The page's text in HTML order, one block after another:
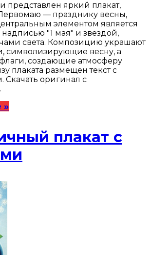
представлен яркий плакат,
— празднику весны,
элементом является
"1 мая" и звездой,
света. Композицию украшают
символизирующие весну, а
создающие атмосферу
плаката размещен текст с
Скачать оригинал с
»
плакат с